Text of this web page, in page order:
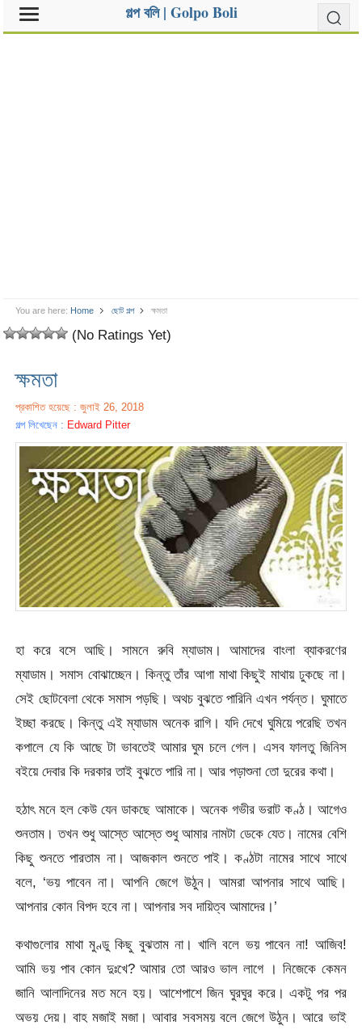
গল্প বলি | Golpo Boli
You are here: Home ছোট গল্প ক্ষমতা
(No Ratings Yet)
ক্ষমতা
প্রকাশিত হয়েছে : জুলাই 26, 2018
গল্প লিখেছেন : Edward Pitter
হা করে বসে আছি। সামনে রুবি ম্যাডাম। আমাদের বাংলা ব্যাকরণের
ম্যাডাম। সমাস বোঝাচ্ছেন। কিন্তু তাঁর আগা মাথা কিছুই মাথায় ঢুকছে না।
সেই ছোটবেলা থেকে সমাস পড়ছি। অথচ বুঝতে পারিনি এখন পর্যন্ত। ঘুমাতে
ইচ্ছা করছে। কিন্তু এই ম্যাডাম অনেক রাগি। যদি দেখে ঘুমিয়ে পরেছি তখন
কপালে যে কি আছে টা ভাবতেই আমার ঘুম চলে গেল। এসব ফালতু জিনিস
বইয়ে দেবার কি দরকার তাই বুঝতে পারি না। আর পড়াশুনা তো দুরের কথা।
হঠাৎ মনে হল কেউ যেন ডাকছে আমাকে। অনেক গভীর ভরাট কণ্ঠ। আগেও
শুনতাম। তখন শুধু আস্তে আস্তে শুধু আমার নামটা ডেকে যেত। নামের বেশি
কিছু শুনতে পারতাম না। আজকাল শুনতে পাই। কণ্ঠটা নামের সাথে সাথে
বলে, ‘ভয় পাবেন না। আপনি জেগে উঠুন। আমরা আপনার সাথে আছি।
আপনার কোন বিপদ হবে না। আপনার সব দায়িত্ব আমাদের।’
কথাগুলোর মাথা মুণ্ডু কিছু বুঝতাম না। খালি বলে ভয় পাবেন না! আজিব!
আমি ভয় পাব কোন দুঃখে? আমার তো আরও ভাল লাগে । নিজেকে কেমন
জানি আলাদিনের মত মনে হয়। আশেপাশে জিন ঘুরঘুর করে। একটু পর পর
অভয় দেয়। বাহ মজাই মজা। আবার সবসময় বলে জেগে উঠুন। আরে ভাই